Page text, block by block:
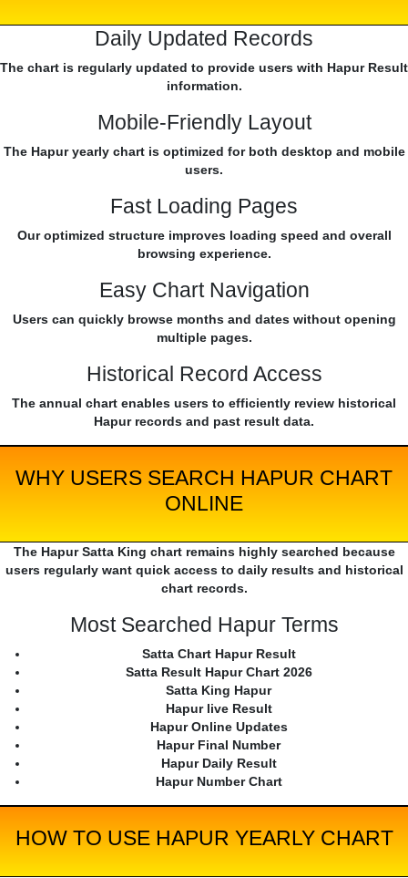
Daily Updated Records
The chart is regularly updated to provide users with Hapur Result
information.
Mobile-Friendly Layout
The Hapur yearly chart is optimized for both desktop and mobile
users.
Fast Loading Pages
Our optimized structure improves loading speed and overall
browsing experience.
Easy Chart Navigation
Users can quickly browse months and dates without opening
multiple pages.
Historical Record Access
The annual chart enables users to efficiently review historical
Hapur records and past result data.
WHY USERS SEARCH HAPUR CHART
ONLINE
The Hapur Satta King chart remains highly searched because
users regularly want quick access to daily results and historical
chart records.
Most Searched Hapur Terms
Satta Chart Hapur Result
Satta Result Hapur Chart 2026
Satta King Hapur
Hapur live Result
Hapur Online Updates
Hapur Final Number
Hapur Daily Result
Hapur Number Chart
HOW TO USE HAPUR YEARLY CHART